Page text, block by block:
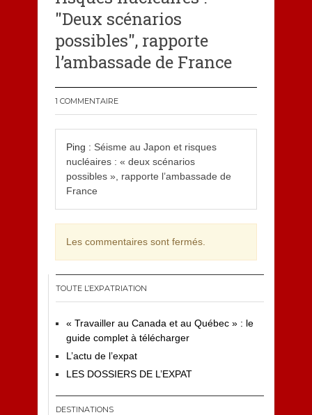
"Deux scénarios
possibles", rapporte
l’ambassade de France
1 COMMENTAIRE
Ping : Séisme au Japon et risques
nucléaires : « deux scénarios
possibles », rapporte l’ambassade de
France
Les commentaires sont fermés.
TOUTE L’EXPATRIATION
« Travailler au Canada et au Québec » : le
guide complet à télécharger
L’actu de l’expat
LES DOSSIERS DE L’EXPAT
DESTINATIONS